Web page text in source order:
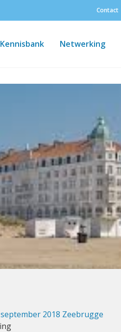
Contact
Kennisbank Netwerking
2018 Zeebrugge